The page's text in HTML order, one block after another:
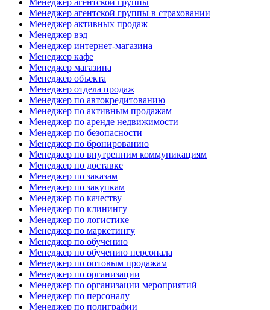
Менеджер агентской группы
Менеджер агентской группы в страховании
Менеджер активных продаж
Менеджер вэд
Менеджер интернет-магазина
Менеджер кафе
Менеджер магазина
Менеджер объекта
Менеджер отдела продаж
Менеджер по автокредитованию
Менеджер по активным продажам
Менеджер по аренде недвижимости
Менеджер по безопасности
Менеджер по бронированию
Менеджер по внутренним коммуникациям
Менеджер по доставке
Менеджер по заказам
Менеджер по закупкам
Менеджер по качеству
Менеджер по клинингу
Менеджер по логистике
Менеджер по маркетингу
Менеджер по обучению
Менеджер по обучению персонала
Менеджер по оптовым продажам
Менеджер по организации
Менеджер по организации мероприятий
Менеджер по персоналу
Менеджер по полиграфии